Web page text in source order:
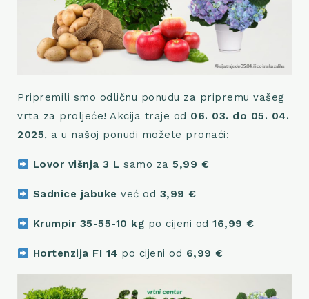
Pripremili smo odličnu ponudu za pripremu vašeg
vrta za proljeće! Akcija traje od 06. 03. do 05. 04.
2025, a u našoj ponudi možete pronaći:
Lovor višnja 3 L samo za5,99 €
Sadnice jabuke već od 3,99 €
Krumpir 35-55-10 kg po cijeni od16,99 €
Hortenzija FI 14 po cijeni od 6,99 €